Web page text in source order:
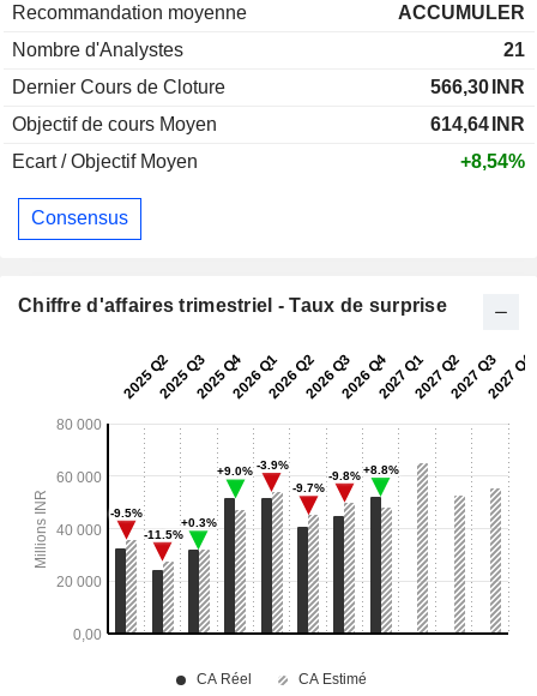
Recommandation moyenne
ACCUMULER
Nombre d'Analystes
21
Dernier Cours de Cloture
566,30 INR
Objectif de cours Moyen
614,64 INR
Ecart / Objectif Moyen
+8,54%
Consensus
Chiffre d'affaires trimestriel - Taux de surprise